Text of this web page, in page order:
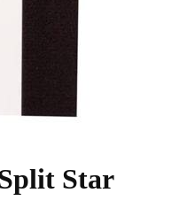
Star